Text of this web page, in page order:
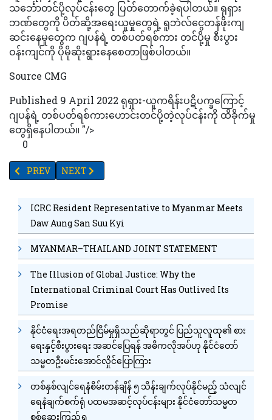
သင်္ဘောတင်ပို့လုပ်ငန်းတွေ ပြတ်တောက်ခဲ့ရပါတယ်။ ရုရှား
ဘဏ်တွေကို ပိတ်ဆို့အရေးယူမှုတွေရဲ့ ရူဘဲလ်ငွေတန်ဖိုးကျ
ဆင်းနေမှုတွေက ဂျပန်ရဲ့ တစ်ပတ်ရစ်ကား တင်ပို့မှု စီးပွား
ဝန်းကျင်ကို ပိုမိုဆိုးရွားနေစေတာဖြစ်ပါတယ်။
Source CMG
Published 9 April 2022 ရုရှား-ယူကရိန်းပဋိပက္ခကြောင့်
ဂျပန်ရဲ့ တစ်ပတ်ရစ်ကားဟောင်းတင်ပို့တဲ့လုပ်ငန်းကို ထိခိုက်မှု
တွေရှိနေပါတယ်။ "/>
0
PREVIOUS ARTICLE: “ကိဗ်”ကာကွယ်ရေးတွင် သက်သေအဖြစ် ကျ
PREV NEXT ARTICLE: ကျောင်းကိုခြေကျင်သွား၍ပင်မရ
NEXT
ICRC Resident Representative to Myanmar Meets
Daw Aung San Suu Kyi
MYANMAR–THAILAND JOINT STATEMENT
The Illusion of Global Justice: Why the
International Criminal Court Has Outlived Its
Promise
နိုင်ငံရေးအရတည်ငြိမ်မှုရှိသည်ဆိုရာတွင် ပြည်သူလူထု၏ စား
ရေးနှင့်စီးပွားရေး အဆင်ပြေရန် အဓိကလိုအပ်ဟု နိုင်ငံတော်
သမ္မတဦးမင်းအောင်လှိုင်ပြောကြား
တစ်နှစ်လျင်ရေနံစိမ်းတန်ချိန် ၅ သိန်းချက်လုပ်နိုင်မည့် သံလျင်
ရေနံချက်စက်ရုံ ပထမအဆင့်လုပ်ငန်းများ နိုင်ငံတော်သမ္မတ
စစ်ဆေးကြည့်ရှု